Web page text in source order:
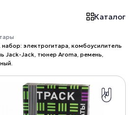
Каталог
набор: электрогитара, комбоусилитель
Jack-Jack, тюнер Aroma, ремень,